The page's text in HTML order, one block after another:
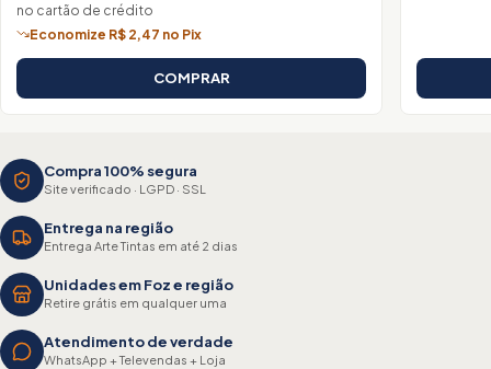
no cartão de crédito
Economize R$ 2,47 no Pix
COMPRAR
Compra 100% segura
Site verificado · LGPD · SSL
Entrega na região
Entrega Arte Tintas em até 2 dias
Unidades em Foz e região
Retire grátis em qualquer uma
Atendimento de verdade
WhatsApp + Televendas + Loja